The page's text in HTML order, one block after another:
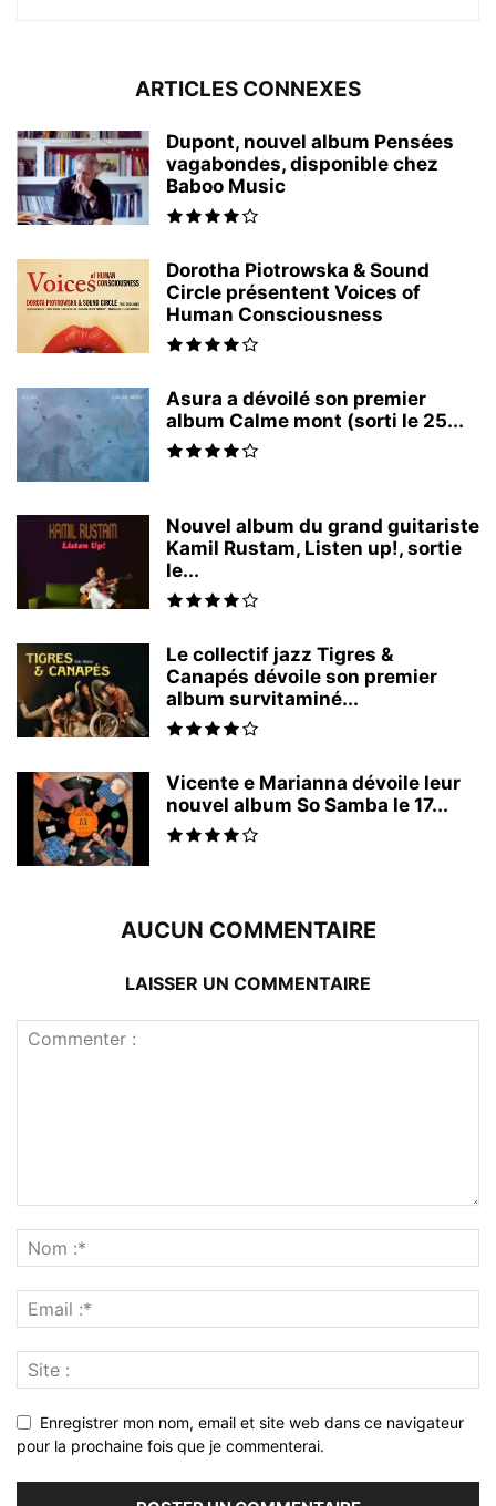
ARTICLES CONNEXES
Dupont, nouvel album Pensées
vagabondes, disponible chez
Baboo Music
Dorotha Piotrowska & Sound
Circle présentent Voices of
Human Consciousness
Asura a dévoilé son premier
album Calme mont (sorti le 25...
Nouvel album du grand guitariste
Kamil Rustam, Listen up!, sortie
le...
Le collectif jazz Tigres &
Canapés dévoile son premier
album survitaminé...
Vicente e Marianna dévoile leur
nouvel album So Samba le 17...
AUCUN COMMENTAIRE
LAISSER UN COMMENTAIRE
Enregistrer mon nom, email et site web dans ce navigateur
pour la prochaine fois que je commenterai.